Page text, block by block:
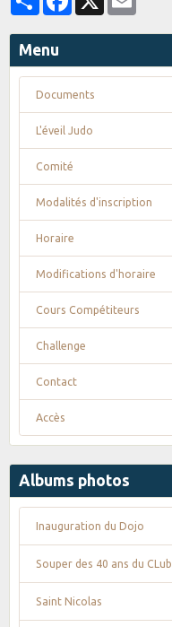
Menu
Documents
L'éveil Judo
Comité
Modalités d'inscription
Horaire
Modifications d'horaire
Cours Compétiteurs
Challenge
Contact
Accès
Albums photos
Inauguration du Dojo
Souper des 40 ans du CLub
Saint Nicolas